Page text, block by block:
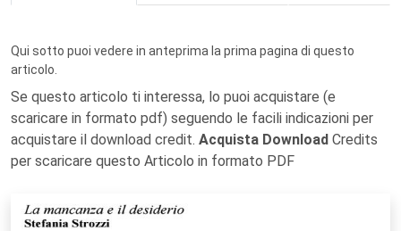
Qui sotto puoi vedere in anteprima la prima pagina di questo
articolo.
Se questo articolo ti interessa, lo puoi acquistare (e
scaricare in formato pdf) seguendo le facili indicazioni per
acquistare il download credit. Acquista Download Credits
per scaricare questo Articolo in formato PDF